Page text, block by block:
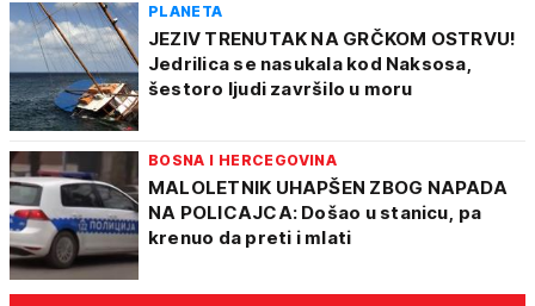
PLANETA
JEZIV TRENUTAK NA GRČKOM OSTRVU!
Jedrilica se nasukala kod Naksosa,
šestoro ljudi završilo u moru
BOSNA I HERCEGOVINA
MALOLETNIK UHAPŠEN ZBOG NAPADA
NA POLICAJCA: Došao u stanicu, pa
krenuo da preti i mlati